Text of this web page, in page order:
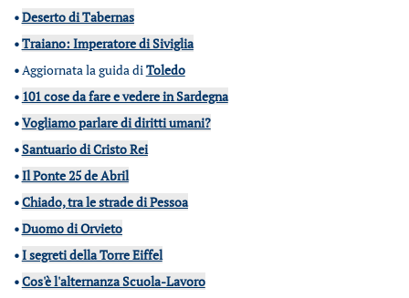
•Deserto di Tabernas
•Traiano: Imperatore di Siviglia
•Aggiornata la guida diToledo
• 101 cose da fare e vedere in Sardegna
•Vogliamo parlare di diritti umani?
•Santuario di Cristo Rei
•Il Ponte 25 de Abril
•Chiado, tra le strade di Pessoa
•Duomo di Orvieto
•I segreti della Torre Eiffel
•Cos'è l'alternanza Scuola-Lavoro